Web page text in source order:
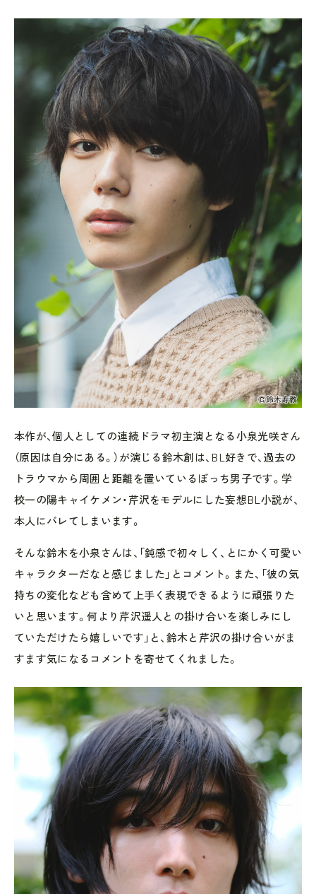
本作が、個人としての連続ドラマ初主演となる小泉光咲さん
（原因は自分にある。）が演じる鈴木創は、BL好きで、過去の
トラウマから周囲と距離を置いているぼっち男子です。学
校一の陽キャイケメン・芹沢をモデルにした妄想BL小説が、
本人にバレてしまいます。
そんな鈴木を小泉さんは、「鈍感で初々しく、とにかく可愛い
キャラクターだなと感じました」とコメント。また、「彼の気
持ちの変化なども含めて上手く表現できるように頑張りた
いと思います。何より芹沢遥人との掛け合いを楽しみにし
ていただけたら嬉しいです」と、鈴木と芹沢の掛け合いがま
すます気になるコメントを寄せてくれました。